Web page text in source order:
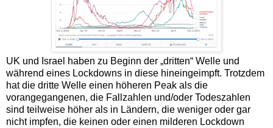
UK und Israel haben zu Beginn der „dritten“ Welle und
während eines Lockdowns in diese hineingeimpft. Trotzdem
hat die dritte Welle einen höheren Peak als die
vorangegangenen, die Fallzahlen und/oder Todeszahlen
sind teilweise höher als in Ländern, die weniger oder gar
nicht impfen, die keinen oder einen milderen Lockdown